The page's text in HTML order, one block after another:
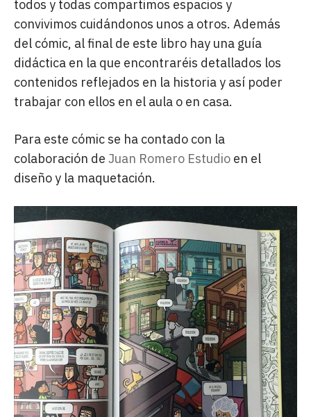
todos y todas compartimos espacios y
convivimos cuidándonos unos a otros. Además
del cómic, al final de este libro hay una guía
didáctica en la que encontraréis detallados los
contenidos reflejados en la historia y así poder
trabajar con ellos en el aula o en casa.
Para este cómic se ha contado con la
colaboración de Juan Romero Estudio en el
diseño y la maquetación.